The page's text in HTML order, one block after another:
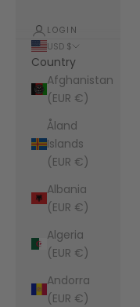
LOGIN
USD $
Country
Afghanistan
(EUR €)
Åland
Islands
(EUR €)
Albania
(EUR €)
Algeria
(EUR €)
Andorra
(EUR €)